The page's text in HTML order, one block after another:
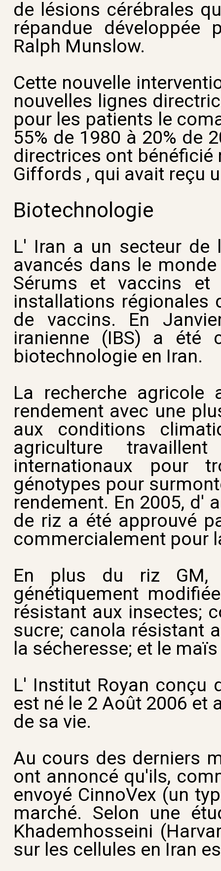
de lésions cérébrales
répandue
Ralph Munslow.
Cette nouvelle
nouvelles lignes
pour les patients le
55% de 1980 à 20% de
directrices ont bénéficié
Giffords , qui avait reçu
Biotechnologie
L' Iran a un secteur
avancés dans le
Sérums et vaccins
installations régionales
de vaccins. En
iranienne (IBS) a été
biotechnologie en Iran.
La recherche
rendement avec une
aux conditions
agriculture
internationaux pour
génotypes pour
rendement. En 2005, d'
de riz a été approuvé
commercialement pour
En plus du riz GM,
génétiquement
résistant aux insectes;
sucre; canola résistant
la sécheresse; et le
L' Institut Royan conçu
est né le 2 Août 2006 et
de sa vie.
Au cours des derniers
ont annoncé qu'ils,
envoyé CinnoVex (un
marché. Selon une
Khademhosseini
sur les cellules en Iran